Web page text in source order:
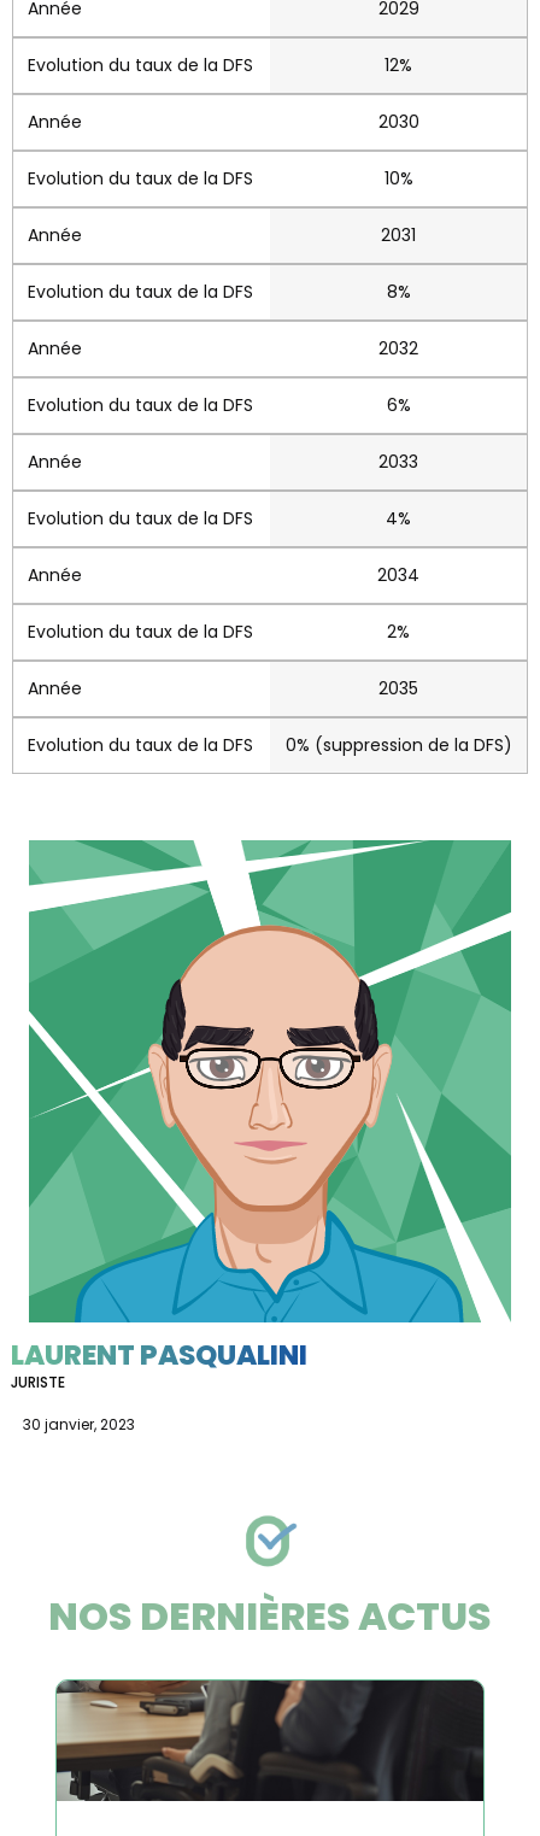
2029
12%
2030
10%
2031
8%
2032
6%
2033
4%
2034
2%
2035
0% (suppression de la DFS)
LAURENT PASQUALINI
JURISTE
30 janvier, 2023
NOS DERNIÈRES ACTUS